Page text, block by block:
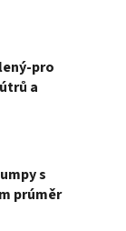
pro
a
s
prúměr